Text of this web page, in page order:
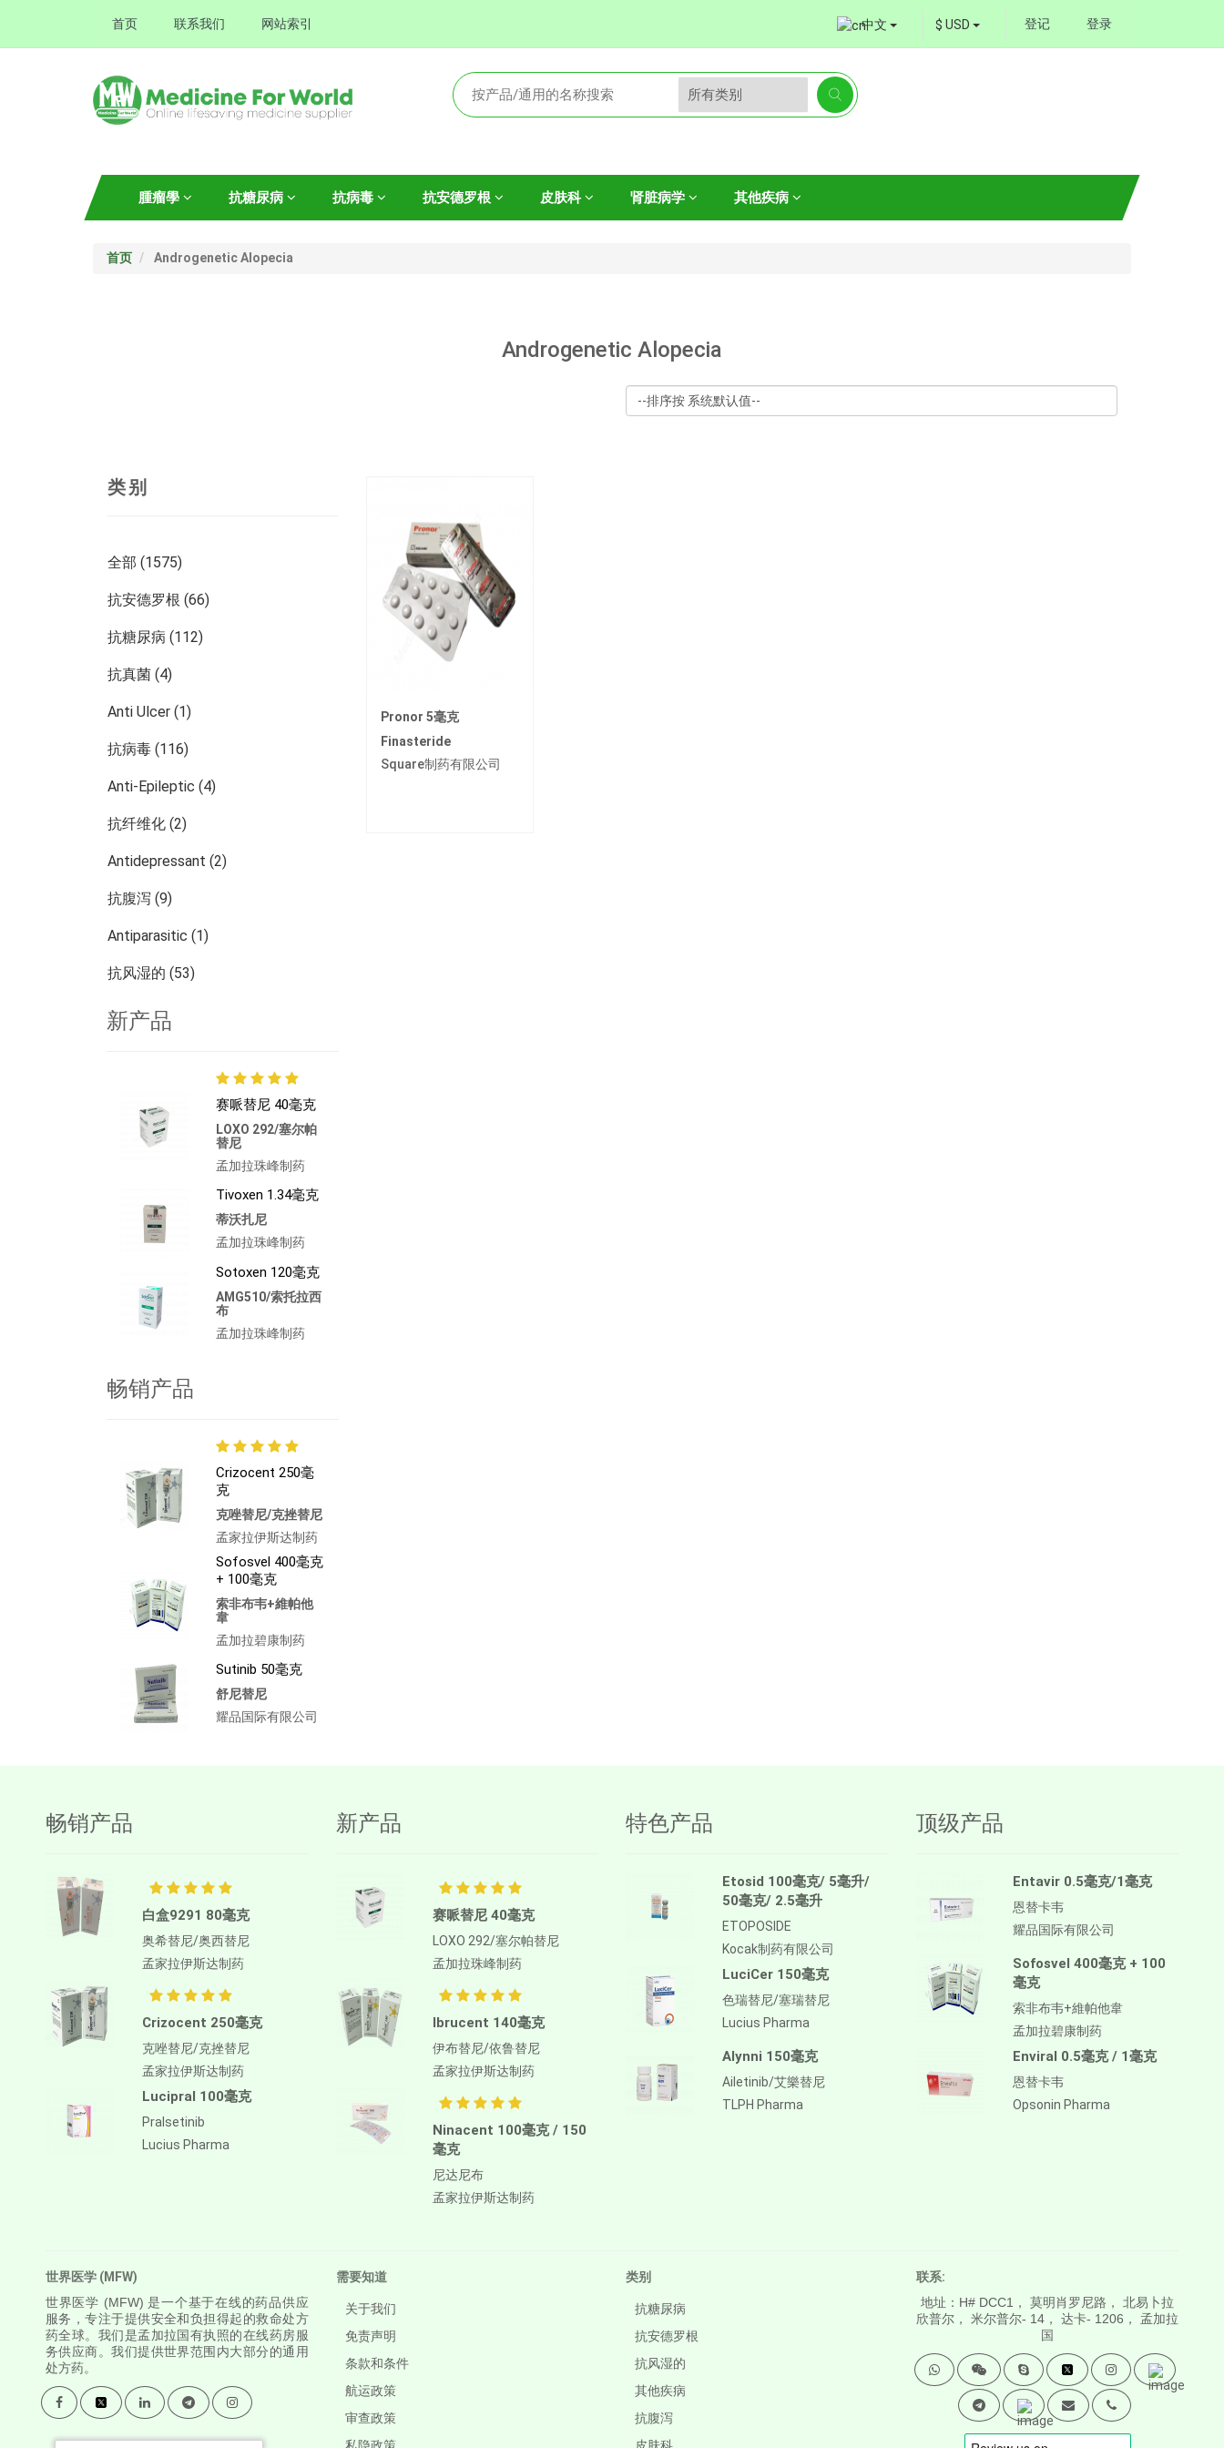
首页 联系我们 网站索引 中文 $ USD 登记 登录
腫瘤學 抗糖尿病 抗病毒 抗安德罗根 皮肤科 肾脏病学 其他疾病
首页 Androgenetic Alopecia
Androgenetic Alopecia
类别
全部 (1575)
抗安德罗根 (66)
抗糖尿病 (112)
抗真菌 (4)
Anti Ulcer (1)
抗病毒 (116)
Anti-Epileptic (4)
抗纤维化 (2)
Antidepressant (2)
抗腹泻 (9)
Antiparasitic (1)
抗风湿的 (53)
皮肤科 (13)
其他疾病 (473)
新产品
赛哌替尼 40毫克
LOXO 292/塞尔帕
替尼
孟加拉珠峰制药
Tivoxen 1.34毫克
蒂沃扎尼
孟加拉珠峰制药
Sotoxen 120毫克
AMG510/索托拉西
布
孟加拉珠峰制药
畅销产品
Crizocent 250毫
克
克唑替尼/克挫替尼
孟家拉伊斯达制药
Sofosvel 400毫克
+ 100毫克
索非布韦+維帕他
韋
孟加拉碧康制药
Sutinib 50毫克
舒尼替尼
耀品国际有限公司
Pronor 5毫克
Finasteride
Square制药有限公司
畅销产品
白盒9291 80毫克
奥希替尼/奥西替尼
孟家拉伊斯达制药
Crizocent 250毫克
克唑替尼/克挫替尼
孟家拉伊斯达制药
Lucipral 100毫克
Pralsetinib
Lucius Pharma
新产品
赛哌替尼 40毫克
LOXO 292/塞尔帕替尼
孟加拉珠峰制药
Ibrucent 140毫克
伊布替尼/依鲁替尼
孟家拉伊斯达制药
Ninacent 100毫克 / 150
毫克
尼达尼布
孟家拉伊斯达制药
特色产品
Etosid 100毫克/ 5毫升/
50毫克/ 2.5毫升
ETOPOSIDE
Kocak制药有限公司
LuciCer 150毫克
色瑞替尼/塞瑞替尼
Lucius Pharma
Alynni 150毫克
Ailetinib/艾樂替尼
TLPH Pharma
顶级产品
Entavir 0.5毫克/1毫克
恩替卡韦
耀品国际有限公司
Sofosvel 400毫克 + 100
毫克
索非布韦+維帕他韋
孟加拉碧康制药
Enviral 0.5毫克 / 1毫克
恩替卡韦
Opsonin Pharma
世界医学 (MFW)
世界医学 (MFW) 是一个基于在线的药品供应
服务，专注于提供安全和负担得起的救命处方
药全球。我们是孟加拉国有执照的在线药房服
务供应商。我们提供世界范围内大部分的通用
处方药。
需要知道
关于我们
免责声明
条款和条件
航运政策
审查政策
私隐政策
类别
抗糖尿病
抗安德罗根
抗风湿的
其他疾病
抗腹泻
皮肤科
联系:
地址：H# DCC1， 莫明肖罗尼路， 北易卜拉
欣普尔， 米尔普尔- 14， 达卡- 1206， 孟加拉
国